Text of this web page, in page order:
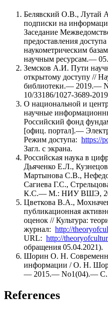
Белявский О.В., Лутай
подписки на
Заседание
предоставления
наукометрическим
научным ресурсам.—
Земсков А.И. Пути
открытому доступу //
библиотеки.— 2019.—
10/33186/1027-3689-
О национальной и
научные
Российский фонд
[офиц. портал].—
Режим доступа: https://
Загл. с экрана.
Российская наука в
Дьяченко Е.Л.,
Мартынова С.В.,
Сагиева Г.С.,
К.С.— М.: НИУ ВШЭ,
Цветкова В.А.,
публикационная
оценок // Культура:
журнал: http://
URL: http://
обращения 05.04.2021).
Шорин О. Н.
информации / О. Н.
— 2015.— No1(04).— С.
References